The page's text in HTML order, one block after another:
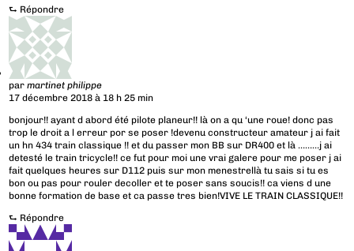
⮑ Répondre
parmartinet philippe
17 décembre 2018 à 18 h 25 min
bonjour!! ayant d abord été pilote planeur!! là on a qu ‘une roue! donc pas
trop le droit a l erreur por se poser !devenu constructeur amateur j ai fait
un hn 434 train classique !! et du passer mon BB sur DR400 et là ………j ai
detesté le train tricycle!! ce fut pour moi une vrai galere pour me poser j ai
fait quelques heures sur D112 puis sur mon menestrellà tu sais si tu es
bon ou pas pour rouler decoller et te poser sans soucis!! ca viens d une
bonne formation de base et ca passe tres bien!VIVE LE TRAIN CLASSIQUE!!
⮑ Répondre